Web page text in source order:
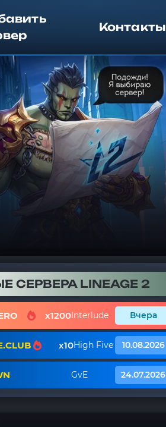
Контакты
СЕРВЕРА LINEAGE 2
x1200Interlude Вчера
x10High Five 10.08.2026
GvE 24.07.2026